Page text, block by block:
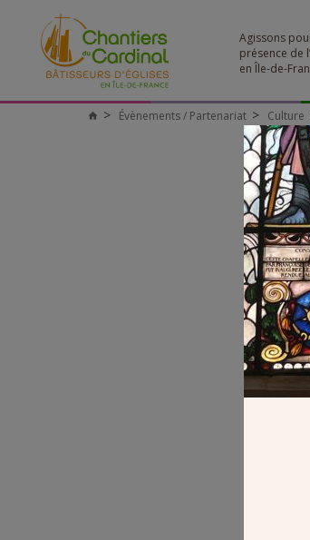
Agissons
présence de
en Île-de-
Chantiers
Évènements / Partenariat Culture